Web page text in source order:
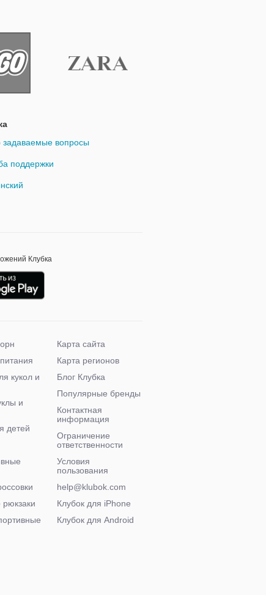
задаваемые вопросы
поддержки
Клубка
кукол и
и
детей
Карта сайта
Карта регионов
Блог Клубка
Популярные бренды
Контактная
информация
Ограничение
ответственности
Условия
пользования
help@klubok.com
Клубок для iPhone
Клубок для Android